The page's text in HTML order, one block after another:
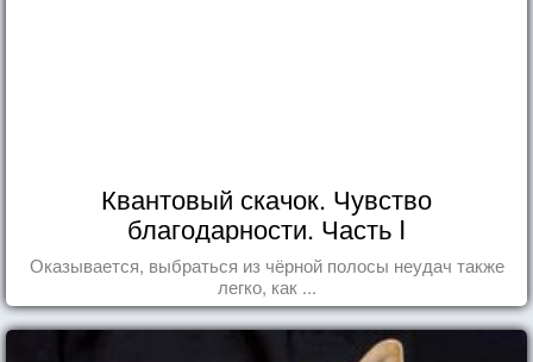
Квантовый скачок. Чувство
благодарности. Часть I
Оказывается, выбраться из чёрной полосы неудач также
легко, как ...